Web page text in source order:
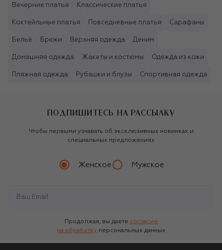
Вечерние платья Классические платья
Коктейльные платья Повседневные платья Сарафаны
Бельё Брюки Верхняя одежда Деним
Домашняя одежда Жакеты и костюмы Одежда из кожи
Пляжная одежда Рубашки и блузы Спортивная одежда
ПОДПИШИТЕСЬ НА РАССЫЛКУ
Чтобы первыми узнавать об эксклюзивных новинках и
специальных предложениях
Женское Мужское
Продолжая, вы даете согласие
на обработку персональных данных